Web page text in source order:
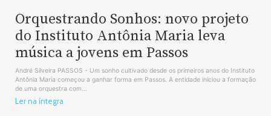
Orquestrando Sonhos: novo projeto
do Instituto Antônia Maria leva
música a jovens em Passos
André Silveira PASSOS - Um sonho cultivado desde os primeiros anos do Instituto
Antônia Maria começou a ganhar forma em Passos. A entidade iniciou a formação
de uma orquestra com...
Ler na íntegra